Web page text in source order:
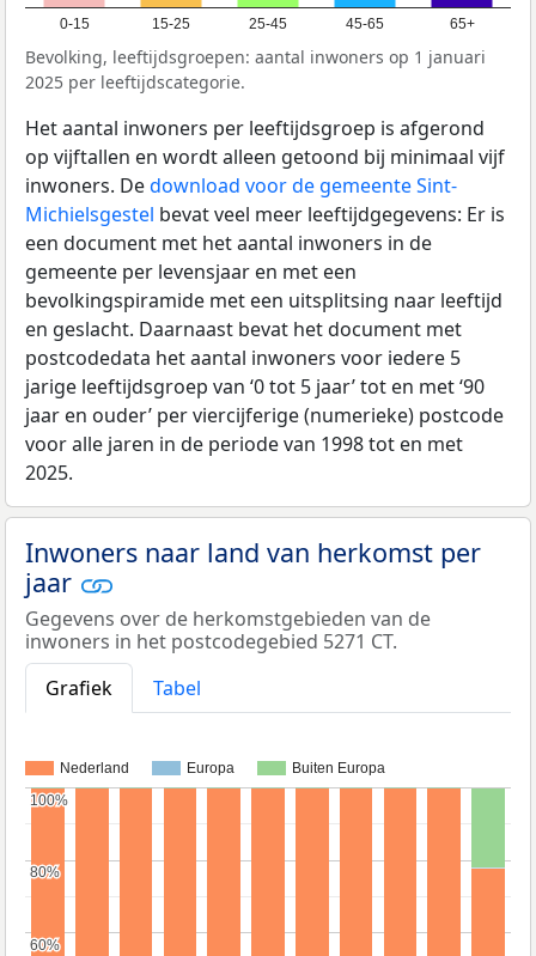
0-15 15-25 25-45 45-65 65+
Bevolking, leeftijdsgroepen: aantal inwoners op 1 januari
2025 per leeftijdscategorie.
Het aantal inwoners per leeftijdsgroep is afgerond
op vijftallen en wordt alleen getoond bij minimaal vijf
inwoners. Dedownload voor de gemeente Sint-
Michielsgestel bevat veel meer leeftijdgegevens: Er is
een document met het aantal inwoners in de
gemeente per levensjaar en met een
bevolkingspiramide met een uitsplitsing naar leeftijd
en geslacht. Daarnaast bevat het document met
postcodedata het aantal inwoners voor iedere 5
jarige leeftijdsgroep van ‘0 tot 5 jaar’ tot en met ‘90
jaar en ouder’ per viercijferige (numerieke) postcode
voor alle jaren in de periode van 1998 tot en met
2025.
Inwoners naar land van herkomst per
jaar
Gegevens over de herkomstgebieden van de
inwoners in het postcodegebied 5271 CT.
Grafiek
Tabel
Nederland Europa Buiten Europa
60%
60%
80%
80%
100%
100%